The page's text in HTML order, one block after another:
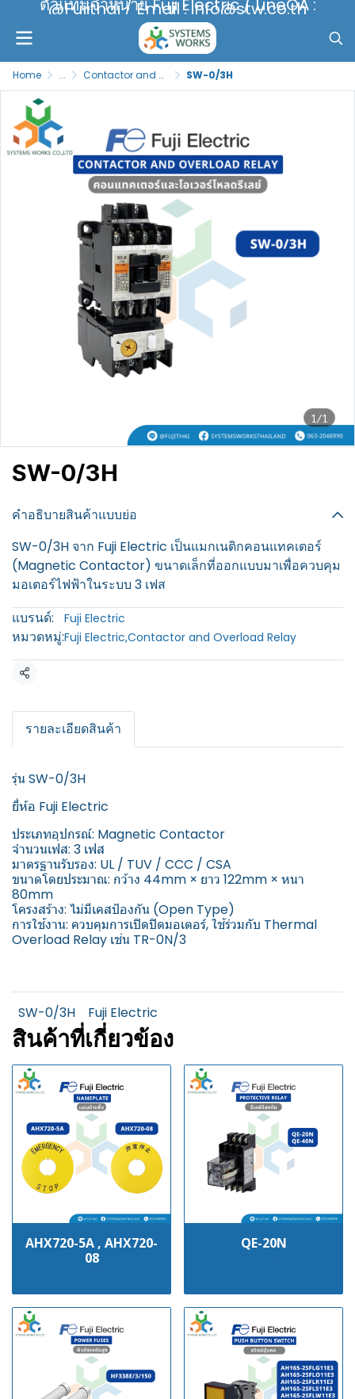
ตัวแทนจำหน่าย Fuji Electric / LineOA :
@Fujithai / Email : info@stw.co.th
Home ... Contactor and Overload Relay SW-0/3H
1/1
SW-0/3H
คำอธิบายสินค้าแบบย่อ
SW-0/3H จาก Fuji Electric เป็นแมกเนติกคอนแทคเตอร์
(Magnetic Contactor) ขนาดเล็กที่ออกแบบมาเพื่อควบคุม
มอเตอร์ไฟฟ้าในระบบ 3 เฟส
แบรนด์:
Fuji Electric
หมวดหมู่:Fuji Electric,Contactor and Overload Relay
แชร์
รายละเอียดสินค้า
รุ่น SW-0/3H
ยี่ห้อ Fuji Electric
ประเภทอุปกรณ์: Magnetic Contactor
จำนวนเฟส: 3 เฟส
มาตรฐานรับรอง: UL / TUV / CCC / CSA
ขนาดโดยประมาณ: กว้าง 44mm × ยาว 122mm × หนา
80mm
โครงสร้าง: ไม่มีเคสป้องกัน (Open Type)
การใช้งาน: ควบคุมการเปิดปิดมอเตอร์, ใช้ร่วมกับ Thermal
Overload Relay เช่น TR-0N/3
SW-0/3H Fuji Electric
สินค้าที่เกี่ยวข้อง
AHX720-5A , AHX720-
08
QE-20N